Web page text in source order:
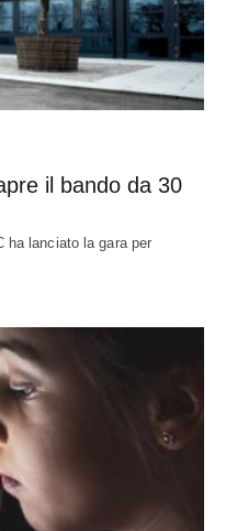
il bando da 30
ha lanciato la gara per